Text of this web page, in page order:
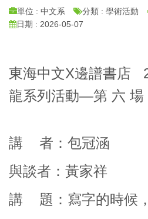
單位 : 中文系 分類 : 學術活動
日期 : 2026-05-07
東海中文X邊譜書店
龍系列活動—第 六 場
講 者：包冠涵
與談者：黃家祥
講 題：寫字的時候